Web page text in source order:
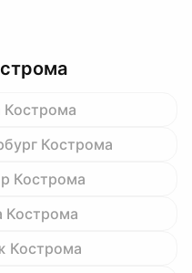
Кострома
Кострома
Кострома
Кострома
Кострома